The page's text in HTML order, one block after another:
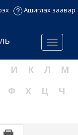
Ашиглах заавар
Menu
И К Л
М
Ф Х Ц
Ч